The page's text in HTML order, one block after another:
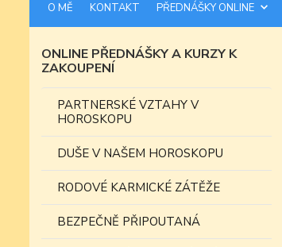
O MĚ KONTAKT PŘEDNÁŠKY ONLINE
ONLINE PŘEDNÁŠKY A KURZY K
ZAKOUPENÍ
PARTNERSKÉ VZTAHY V
HOROSKOPU
DUŠE V NAŠEM HOROSKOPU
RODOVÉ KARMICKÉ ZÁTĚŽE
BEZPEČNĚ PŘIPOUTANÁ